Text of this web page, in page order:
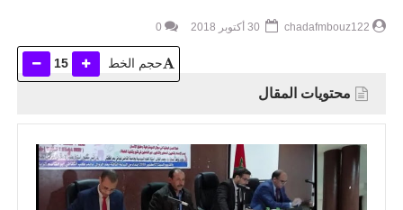
chadafmbouz122
0
حجم الخط 15
محتويات المقال